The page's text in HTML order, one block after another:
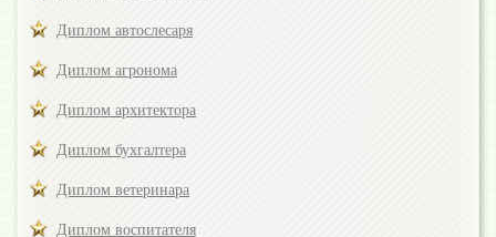
Диплом автослесаря
Диплом агронома
Диплом архитектора
Диплом бухгалтера
Диплом ветеринара
Диплом воспитателя